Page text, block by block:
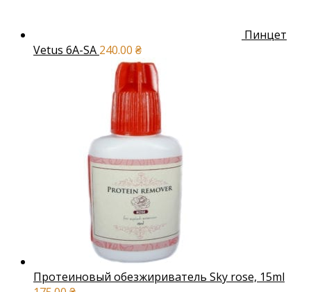
Пинцет
Vetus 6A-SA 240.00 ₴
Протеиновый обезжириватель Sky rose, 15ml